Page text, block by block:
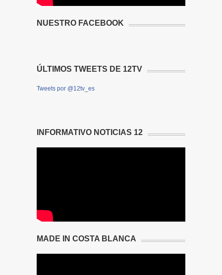
NUESTRO FACEBOOK
ÚLTIMOS TWEETS DE 12TV
Tweets por @12tv_es
INFORMATIVO NOTICIAS 12
MADE IN COSTA BLANCA